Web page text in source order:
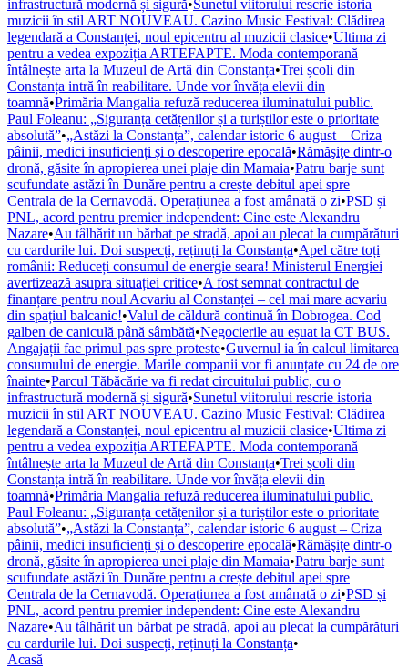
infrastructură modernă și sigură•Sunetul viitorului rescrie istoria
muzicii în stil ART NOUVEAU. Cazino Music Festival: Clădirea
legendară a Constanței, noul epicentru al muzicii clasice•Ultima zi
pentru a vedea expoziția ARTEFAPTE. Moda contemporană
întâlnește arta la Muzeul de Artă din Constanța•Trei școli din
Constanța intră în reabilitare. Unde vor învăța elevii din
toamnă•Primăria Mangalia refuză reducerea iluminatului public.
Paul Foleanu: „Siguranța cetățenilor și a turiștilor este o prioritate
absolută”•„Astăzi la Constanța”, calendar istoric 6 august – Criza
pâinii, medici insuficienți și o descoperire epocală•Rămăşiţe dintr-o
dronă, găsite în apropierea unei plaje din Mamaia•Patru barje sunt
scufundate astăzi în Dunăre pentru a crește debitul apei spre
Centrala de la Cernavodă. Operațiunea a fost amânată o zi•PSD și
PNL, acord pentru premier independent: Cine este Alexandru
Nazare•Au tâlhărit un bărbat pe stradă, apoi au plecat la cumpărături
cu cardurile lui. Doi suspecți, reținuți la Constanța•Apel către toți
românii: Reduceți consumul de energie seara! Ministerul Energiei
avertizează asupra situației critice•A fost semnat contractul de
finanțare pentru noul Acvariu al Constanței – cel mai mare acvariu
din spațiul balcanic!•Valul de căldură continuă în Dobrogea. Cod
galben de caniculă până sâmbătă•Negocierile au eșuat la CT BUS.
Angajații fac primul pas spre proteste•Guvernul ia în calcul limitarea
consumului de energie. Marile companii vor fi anunțate cu 24 de ore
înainte•Parcul Tăbăcărie va fi redat circuitului public, cu o
infrastructură modernă și sigură•Sunetul viitorului rescrie istoria
muzicii în stil ART NOUVEAU. Cazino Music Festival: Clădirea
legendară a Constanței, noul epicentru al muzicii clasice•Ultima zi
pentru a vedea expoziția ARTEFAPTE. Moda contemporană
întâlnește arta la Muzeul de Artă din Constanța•Trei școli din
Constanța intră în reabilitare. Unde vor învăța elevii din
toamnă•Primăria Mangalia refuză reducerea iluminatului public.
Paul Foleanu: „Siguranța cetățenilor și a turiștilor este o prioritate
absolută”•„Astăzi la Constanța”, calendar istoric 6 august – Criza
pâinii, medici insuficienți și o descoperire epocală•Rămăşiţe dintr-o
dronă, găsite în apropierea unei plaje din Mamaia•Patru barje sunt
scufundate astăzi în Dunăre pentru a crește debitul apei spre
Centrala de la Cernavodă. Operațiunea a fost amânată o zi•PSD și
PNL, acord pentru premier independent: Cine este Alexandru
Nazare•Au tâlhărit un bărbat pe stradă, apoi au plecat la cumpărături
cu cardurile lui. Doi suspecți, reținuți la Constanța•
Acasă